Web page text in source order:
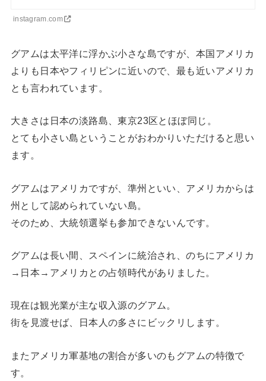
instagram.com
グアムは太平洋に浮かぶ小さな島ですが、本国アメリカ
よりも日本やフィリピンに近いので、最も近いアメリカ
とも言われています。
大きさは日本の淡路島、東京23区とほぼ同じ。
とても小さい島ということがおわかりいただけると思い
ます。
グアムはアメリカですが、準州といい、アメリカからは
州として認められていない島。
そのため、大統領選挙も参加できないんです。
グアムは長い間、スペインに統治され、のちにアメリカ
→日本→アメリカとの占領時代がありました。
現在は観光業が主な収入源のグアム。
街を見渡せば、日本人の多さにビックリします。
またアメリカ軍基地の割合が多いのもグアムの特徴で
す。